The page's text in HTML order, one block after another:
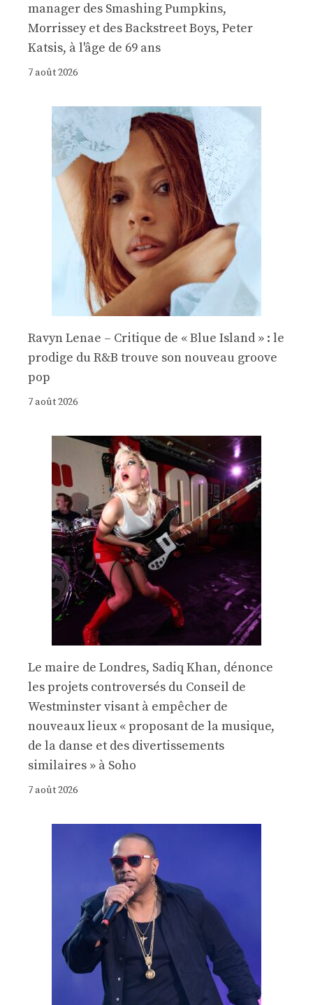
manager des Smashing Pumpkins,
Morrissey et des Backstreet Boys, Peter
Katsis, à l'âge de 69 ans
7 août 2026
Ravyn Lenae – Critique de « Blue Island » : le
prodige du R&B trouve son nouveau groove
pop
7 août 2026
Le maire de Londres, Sadiq Khan, dénonce
les projets controversés du Conseil de
Westminster visant à empêcher de
nouveaux lieux « proposant de la musique,
de la danse et des divertissements
similaires » à Soho
7 août 2026